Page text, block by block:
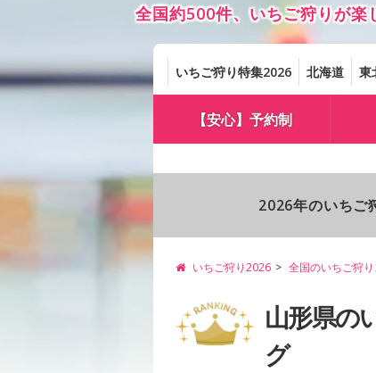
全国約500件、いちご狩りが
いちご狩り特集2026 北海道 東
【安心】予約制
2026年のいちご
いちご狩り2026 全国のいちご狩
山形県の
グ